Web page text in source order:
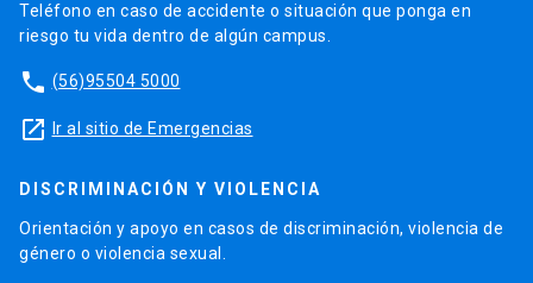
Teléfono en caso de accidente o situación que ponga en
riesgo tu vida dentro de algún campus.
phone (56)95504 5000
launch Ir al sitio de Emergencias
DISCRIMINACIÓN Y VIOLENCIA
Orientación y apoyo en casos de discriminación, violencia de
género o violencia sexual.